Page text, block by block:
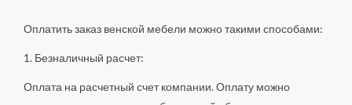
Оплатить заказ венской мебели можно такими способами:
1. Безналичный расчет:
Оплата на расчетный счет компании. Оплату можно